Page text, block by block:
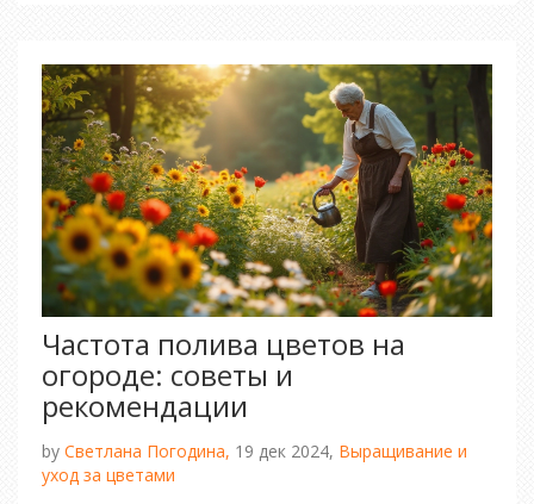
сможете легко справиться с этой задачей даже
без опыта в садоводстве.
Частота полива цветов на
огороде: советы и
рекомендации
by Светлана Погодина, 19 дек 2024, Выращивание и
уход за цветами